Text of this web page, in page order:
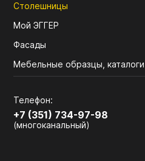
Столешницы
Мой ЭГГЕР
Фасады
Мебельные образцы, каталоги
Телефон:
+7 (351) 734-97-98
(многоканальный)